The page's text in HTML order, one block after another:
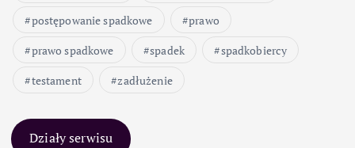
postępowanie spadkowe
prawo
prawo spadkowe
spadek
spadkobiercy
testament
zadłużenie
Działy serwisu